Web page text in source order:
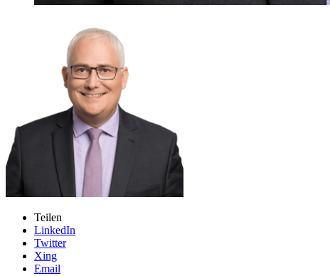
Teilen
LinkedIn
Twitter
Xing
Email